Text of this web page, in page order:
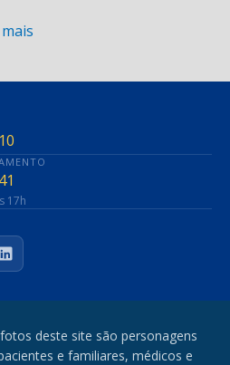
17h
LinkedIn
deste site são personagens
e familiares, médicos e